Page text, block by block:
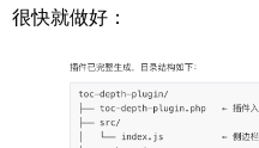
很快就做好：